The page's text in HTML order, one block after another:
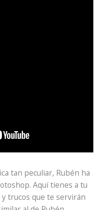
tan peculiar, Rubén ha
Aquí tienes a tu
trucos que te servirán